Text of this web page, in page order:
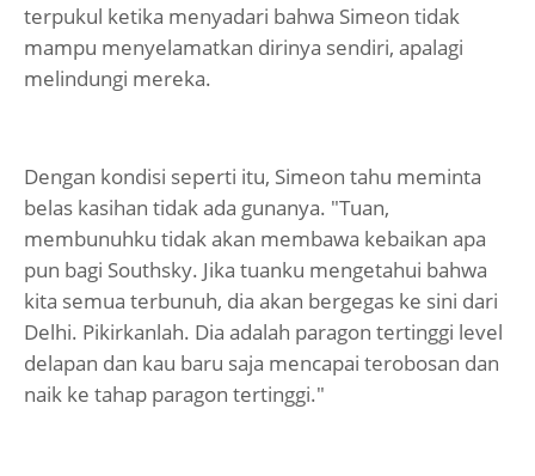
terpukul ketika menyadari bahwa Simeon tidak
mampu menyelamatkan dirinya sendiri, apalagi
melindungi mereka.
Dengan kondisi seperti itu, Simeon tahu meminta
belas kasihan tidak ada gunanya. "Tuan,
membunuhku tidak akan membawa kebaikan apa
pun bagi Southsky. Jika tuanku mengetahui bahwa
kita semua terbunuh, dia akan bergegas ke sini dari
Delhi. Pikirkanlah. Dia adalah paragon tertinggi level
delapan dan kau baru saja mencapai terobosan dan
naik ke tahap paragon tertinggi."